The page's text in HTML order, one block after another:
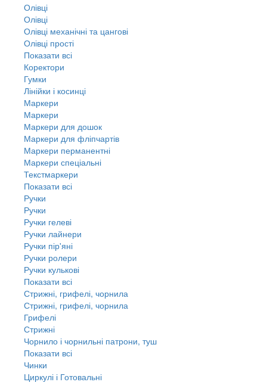
Олівці
Олівці
Олівці механічні та цангові
Олівці прості
Показати всі
Коректори
Гумки
Лінійки і косинці
Маркери
Маркери
Маркери для дошок
Маркери для фліпчартів
Маркери перманентні
Маркери спеціальні
Текстмаркери
Показати всі
Ручки
Ручки
Ручки гелеві
Ручки лайнери
Ручки пір'яні
Ручки ролери
Ручки кулькові
Показати всі
Стрижні, грифелі, чорнила
Стрижні, грифелі, чорнила
Грифелі
Стрижні
Чорнило і чорнильні патрони, туш
Показати всі
Чинки
Циркулі і Готовальні